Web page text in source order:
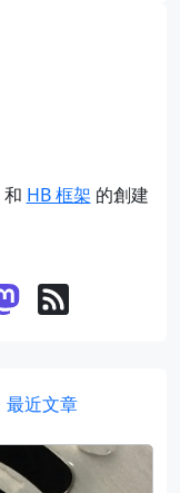
和 HB 框架 的創建
最近文章